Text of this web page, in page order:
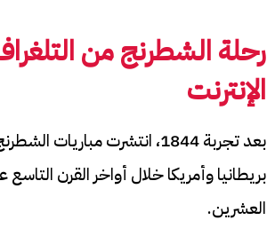
رحلة الشطرنج من
الإنترنت
بعد تجربة 1844، انتشرت مباريات
بريطانيا وأمريكا خلال أواخر القرن
العشرين.